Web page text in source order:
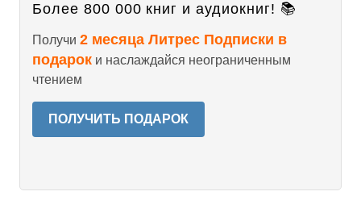
Более 800 000 книг и аудиокниг! 📚
Получи 2 месяца Литрес Подписки в
подарок и наслаждайся неограниченным
чтением
ПОЛУЧИТЬ ПОДАРОК